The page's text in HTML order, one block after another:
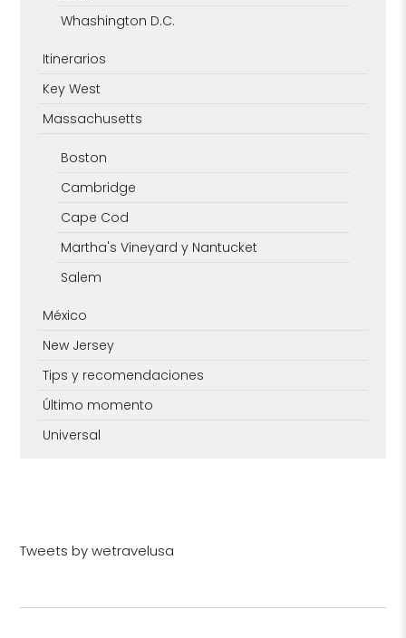
Whashington D.C.
Itinerarios
Key West
Massachusetts
Boston
Cambridge
Cape Cod
Martha's Vineyard y Nantucket
Salem
México
New Jersey
Tips y recomendaciones
Último momento
Universal
Tweets by wetravelusa